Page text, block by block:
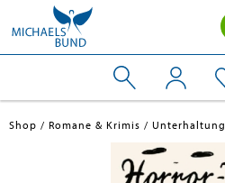
Shop Romane & Krimis Unterhaltung